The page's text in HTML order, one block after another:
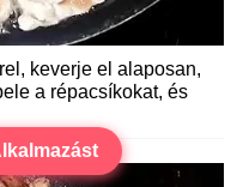
keverje el alaposan,
a répacsíkokat, és